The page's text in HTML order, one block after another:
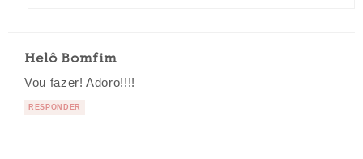
Helô Bomfim
Vou fazer! Adoro!!!!
RESPONDER